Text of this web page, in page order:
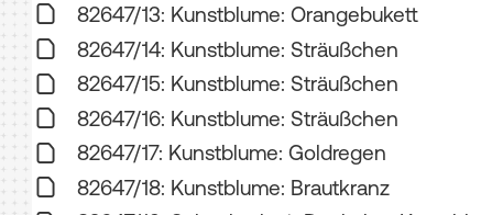
82647/13: Kunstblume: Orangebukett
82647/14: Kunstblume: Sträußchen
82647/15: Kunstblume: Sträußchen
82647/16: Kunstblume: Sträußchen
82647/17: Kunstblume: Goldregen
82647/18: Kunstblume: Brautkranz